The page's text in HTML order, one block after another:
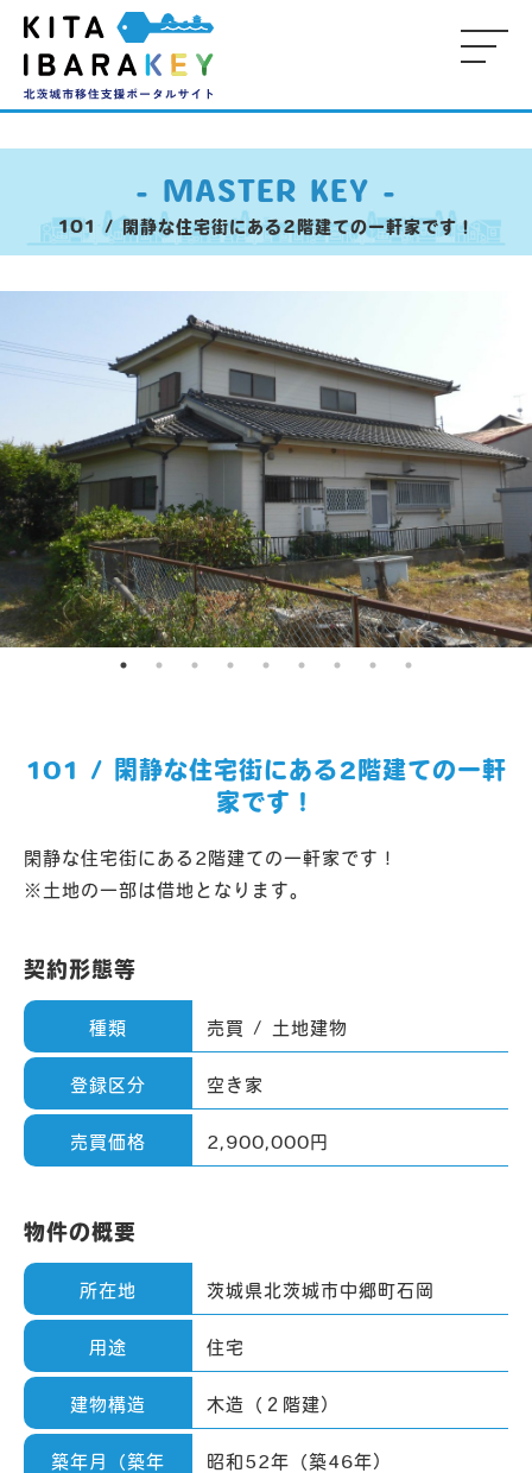
-
-
- MASTER KEY -
101 / 閑静な住宅街にある2階建ての一軒家です！
101 / 閑静な住宅街にある2階建ての一軒
家です！
閑静な住宅街にある2階建ての一軒家です！
※土地の一部は借地となります。
契約形態等
種類 売買 / 土地建物
登録区分 空き家
売買価格 2,900,000円
物件の概要
所在地 茨城県北茨城市中郷町石岡
用途 住宅
建物構造 木造（２階建）
築年月
（築年
昭和52年（築46年）